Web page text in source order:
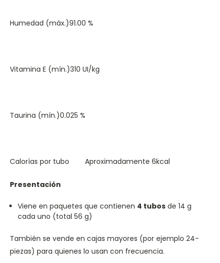
Humedad (máx.)91.00 %
Vitamina E (mín.)310 UI/kg
Taurina (mín.)0.025 %
Calorías por tubo Aproximadamente 6kcal
Presentación
Viene en paquetes que contienen 4 tubos de 14 g
cada uno (total 56 g)
También se vende en cajas mayores (por ejemplo 24-
piezas) para quienes lo usan con frecuencia.